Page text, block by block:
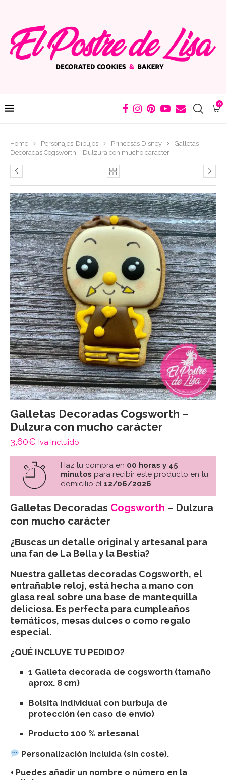
0
Home Personajes-Dibujos Princesas Disney
Galletas
Decoradas Cogsworth – Dulzura con mucho carácter
Galletas Decoradas Cogsworth –
Dulzura con mucho carácter
3,60€ Iva Incluido
Haz tu compra en 00 horas y 45
minutos para recibir este producto en tu
domicilio el 12/06/2026
Galletas Decoradas Cogsworth – Dulzura
con mucho carácter
¿Buscas un detalle original y artesanal para
una fan de La Bella y la Bestia?
Nuestra galletas decoradas Cogsworth, el
entrañable reloj, está hecha a mano con
glasa real sobre una base de mantequilla
deliciosa. Es perfecta para cumpleaños
temáticos, mesas dulces o como regalo
especial.
¿QUÉ INCLUYE TU PEDIDO?
1 Galleta decorada de cogsworth (tamaño
aprox. 8 cm)
Bolsita individual con burbuja de
protección (en caso de envío)
Producto 100 % artesanal
Personalización incluida (sin coste).
+ Puedes añadir un nombre o número en la